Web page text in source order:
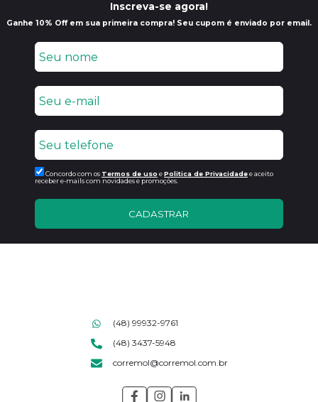
Inscreva-se agora!
Ganhe 10% Off em sua primeira compra! Seu cupom é enviado por email.
Concordo com os Termos de uso ePolitica de Privacidadee aceito
receber e-mails com novidades e promoções.
CADASTRAR
(48) 99932-9761
(48) 3437-5948
corremol@corremol.com.br